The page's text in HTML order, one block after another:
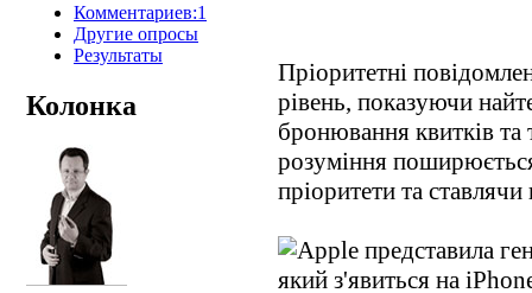
Комментариев:1
Другие опросы
Результаты
Колонка
Пріоритетні
рівень, показуючи
бронювання квитків та
розуміння
пріоритети та